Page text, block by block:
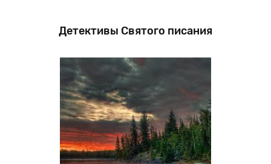
Детективы Святого писания